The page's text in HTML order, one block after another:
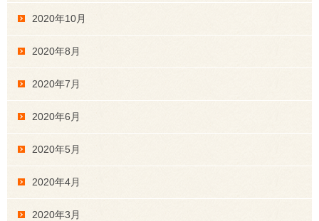
2020年10月
2020年8月
2020年7月
2020年6月
2020年5月
2020年4月
2020年3月